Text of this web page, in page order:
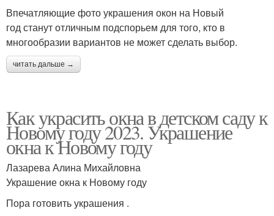
Впечатляющие фото украшения окон на Новый
год станут отличным подспорьем для того, кто в
многообразии вариантов не может сделать выбор.
читать дальше →
Как украсить окна в детском саду к
Новому году 2023. Украшение
окна к Новому году
Лазарева Алина Михайловна
Украшение окна к Новому году
Пора готовить украшения .